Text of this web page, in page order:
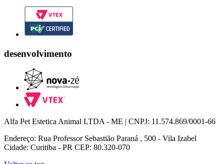
desenvolvimento
Alfa Pet Estetica Animal LTDA - ME | CNPJ: 11.574.869/0001-66
Endereço: Rua Professor Sebastião Paraná , 500 - Vila Izabel
Cidade: Curitiba - PR CEP: 80.320-070